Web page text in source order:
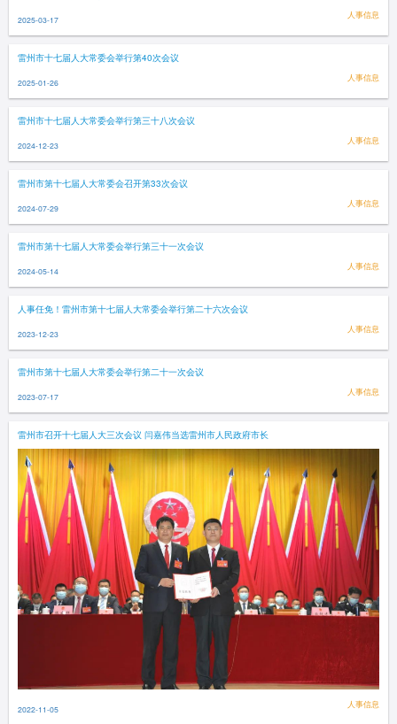
2025-03-17 人事信息
雷州市十七届人大常委会举行第40次会议
2025-01-26 人事信息
雷州市十七届人大常委会举行第三十八次会议
2024-12-23 人事信息
雷州市第十七届人大常委会召开第33次会议
2024-07-29 人事信息
雷州市第十七届人大常委会举行第三十一次会议
2024-05-14 人事信息
人事任免！雷州市第十七届人大常委会举行第二十六次会议
2023-12-23 人事信息
雷州市第十七届人大常委会举行第二十一次会议
2023-07-17 人事信息
雷州市召开十七届人大三次会议 闫嘉伟当选雷州市人民政府市长
2022-11-05 人事信息